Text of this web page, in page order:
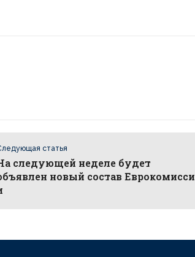
статья
следующей неделе будет
новый состав Еврокомисси